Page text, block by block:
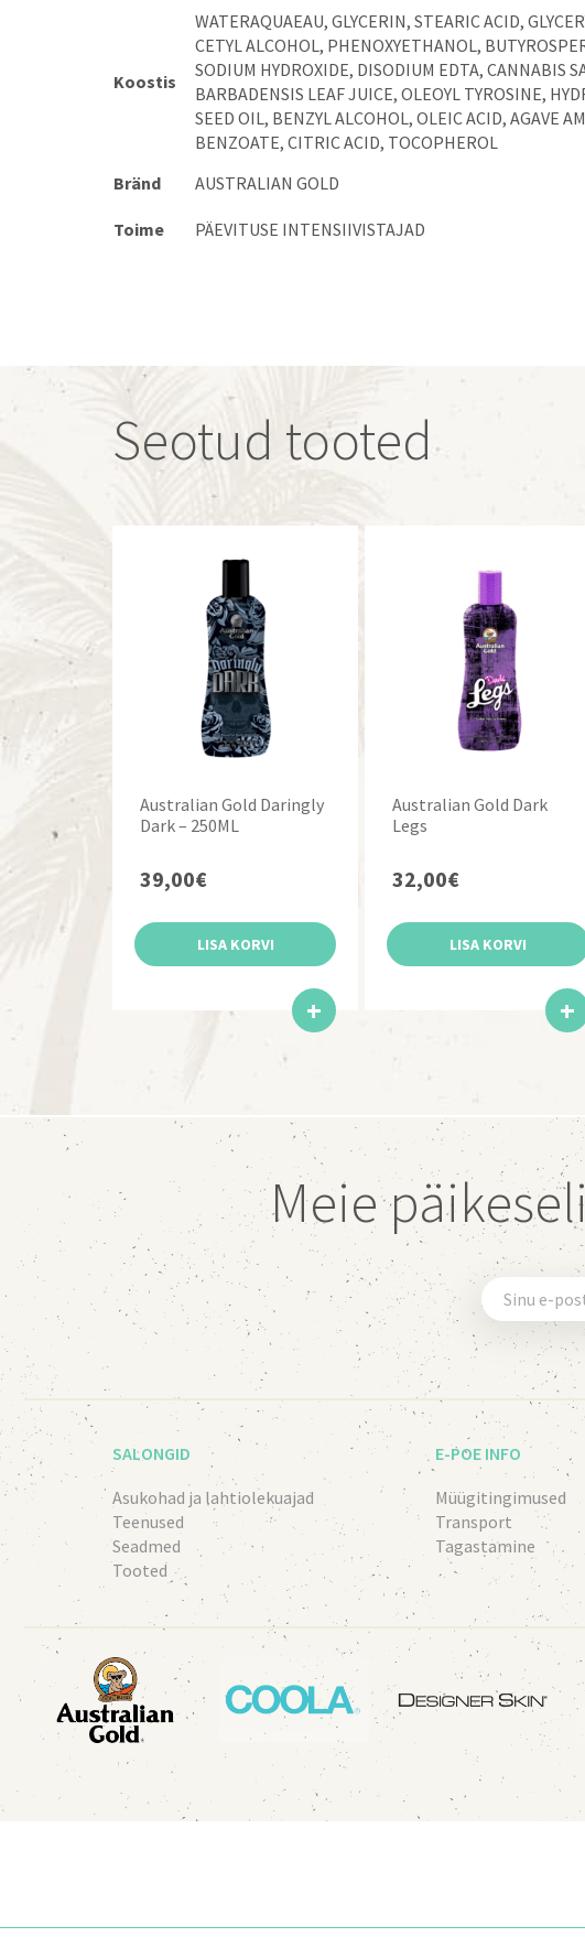
Koostis
WATERAQUAEAU, GLYCERIN, STEARIC ACID,
CETYL ALCOHOL, PHENOXYETHANOL,
SODIUM HYDROXIDE, DISODIUM EDTA, CANNABIS
BARBADENSIS LEAF JUICE, OLEOYL TYROSINE,
SEED OIL, BENZYL ALCOHOL, OLEIC ACID, AGAVE
BENZOATE, CITRIC ACID, TOCOPHEROL
Bränd
AUSTRALIAN GOLD
Toime PÄEVITUSE INTENSIIVISTAJAD
Seotud tooted
Australian Gold Daringly
Dark – 250ML
39,00€
LISA KORVI
Australian Gold Dark
Legs
32,00€
LISA KORVI
Meie
SALONGID
Asukohad ja lahtiolekuajad
Teenused
Seadmed
Tooted
E-POE INFO
Müügitingimused
Transport
Tagastamine